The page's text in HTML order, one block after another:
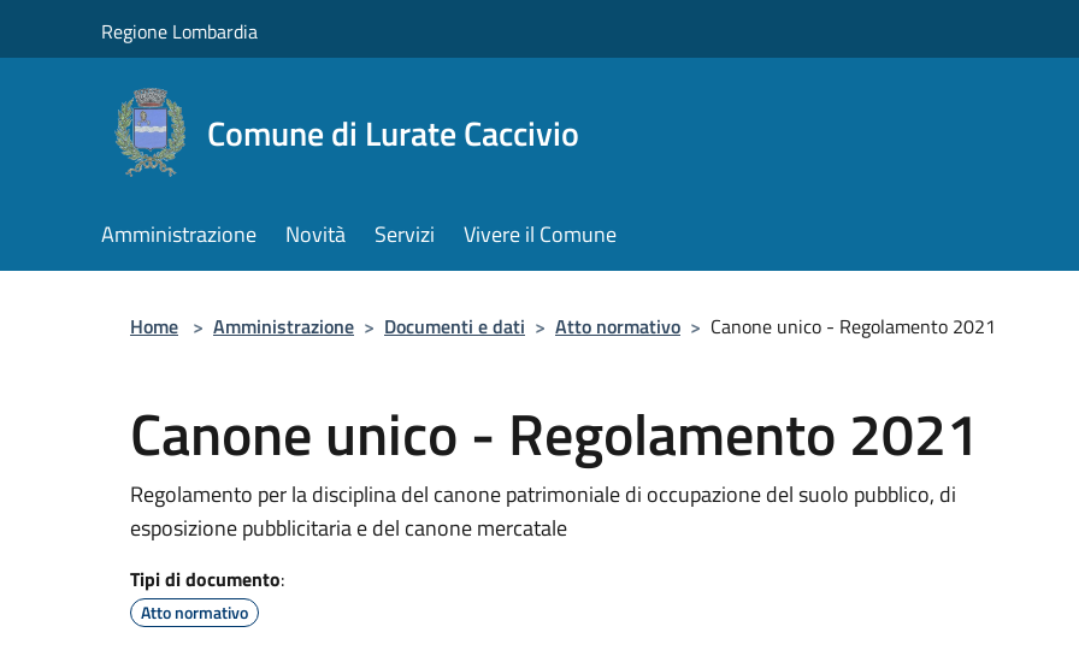
Regione Lombardia
Comune di Lurate Caccivio
Amministrazione Novità Servizi Vivere il Comune
Home > Amministrazione > Documenti e dati > Atto normativo > Canone unico - Regolamento 2021
Canone unico - Regolamento 2021
Regolamento per la disciplina del canone patrimoniale di occupazione del suolo pubblico, di
esposizione pubblicitaria e del canone mercatale
Tipi di documento:
Atto normativo